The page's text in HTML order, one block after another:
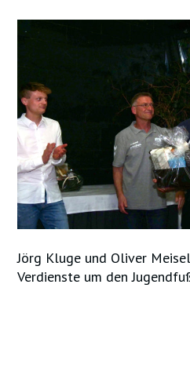
Jörg Kluge und Oliver
Verdienste um den